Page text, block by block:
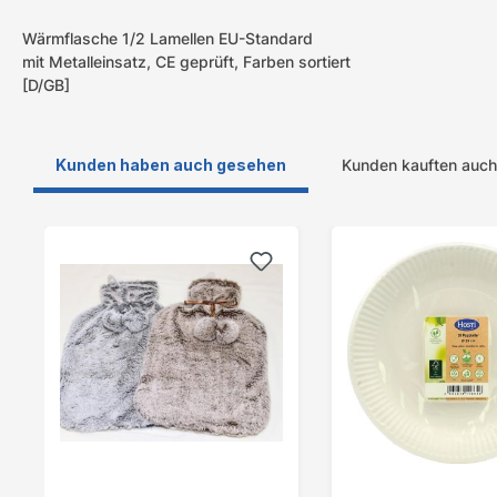
Wärmflasche 1/2 Lamellen EU-Standard
mit Metalleinsatz, CE geprüft, Farben sortiert
[D/GB]
Kunden haben auch gesehen Kunden kauften auch